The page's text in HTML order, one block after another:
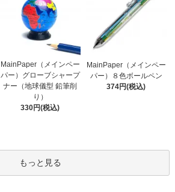
MainPaper（メインペー
パー）グローブシャープ
ナー（地球儀型 鉛筆削
り）
330円(税込)
MainPaper（メインペー
パー）８色ボールペン
374円(税込)
もっと見る